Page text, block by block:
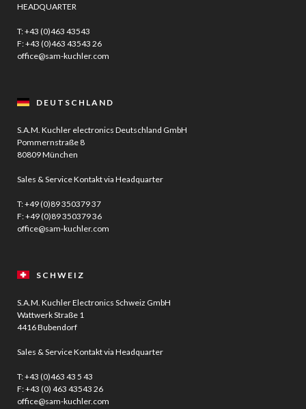
HEADQUARTER
T:+43 (0)463 43543
F: +43 (0)463 43543 26
office@sam-kuchler.com
DEUTSCHLAND
S.A.M. Kuchler electronics Deutschland GmbH
Pommernstraße 8
80809 München
Sales & Service Kontakt via Headquarter
T:+49 (0)89 350379 37
F: +49 (0)89 350379 36
office@sam-kuchler.com
SCHWEIZ
S.A.M. Kuchler Electronics Schweiz GmbH
Wattwerk Straße 1
4416 Bubendorf
Sales & Service Kontakt via Headquarter
T:+43 (0)463 43 5 43
F: +43 (0) 463 43543 26
office@sam-kuchler.com